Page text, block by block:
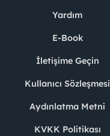
Yardım
E-Book
İletişime Geçin
Kullanıcı Sözleşmesi
Aydınlatma Metni
KVKK Politikası